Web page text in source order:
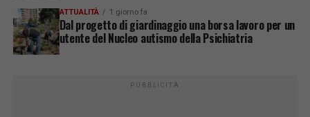
ATTUALITÀ 1 giorno fa
Dal progetto di giardinaggio una borsa lavoro per un
utente del Nucleo autismo della Psichiatria
PUBBLICITÀ